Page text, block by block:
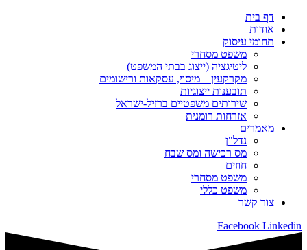
דף בית
אודות
תחומי עיסוק
משפט מסחרי
ליטיגציה (ייצוג בבתי המשפט)
מקרקעין – מיסוי, עסקאות ורישומים
תובענות ייצוגיות
שירותים משפטיים ברזיל-ישראל
אזרחות רומנית
מאמרים
נדל"ן
מס רכישה ומס שבח
חוזים
משפט מסחרי
משפט כללי
צור קשר
Facebook Linkedin